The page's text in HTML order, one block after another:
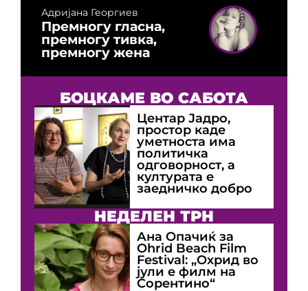
Адријана Георгиев
Премногу гласна,
премногу тивка,
премногу жена
БОЦКАМЕ ВО САБОТА
Центар Јадро,
простор каде
уметноста има
политичка
одговорност, а
културата е
заедничко добро
НЕДЕЛЕН ТРН
Ана Опачиќ за
Оhrid Beach Film
Festival: „Охрид во
јули е филм на
Сорентино“